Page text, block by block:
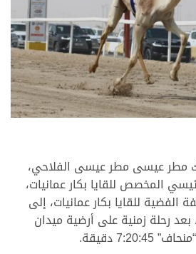
مطر عيسى مطر عيسى الفلاحي،
المخصص للقايا بكار عمانيات،
الفضية للقايا بكار عمانيات، إلى
بعد رحلة زمنية على أرضية ميدان
دقيقة.